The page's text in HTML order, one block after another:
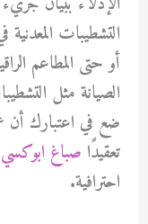
التشطيبات
أو حتى المطاعم
الصيانة مثل
ضع في اعتبارك أن
تعقيدًا صباغ
احترافية.